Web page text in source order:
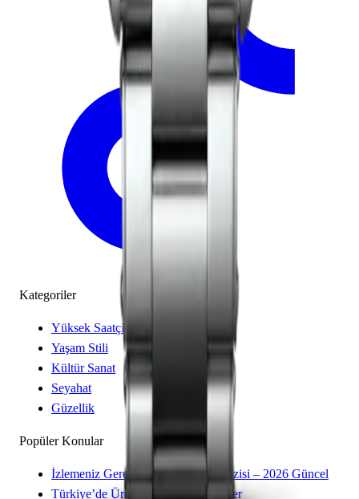
Kategoriler
Yüksek Saatçilik
Yaşam Stili
Kültür Sanat
Seyahat
Güzellik
Popüler Konular
İzlemeniz Gereken 15 Yeni Kore Dizisi – 2026 Güncel
Türkiye’de Üretilen Yerli Otomobiller